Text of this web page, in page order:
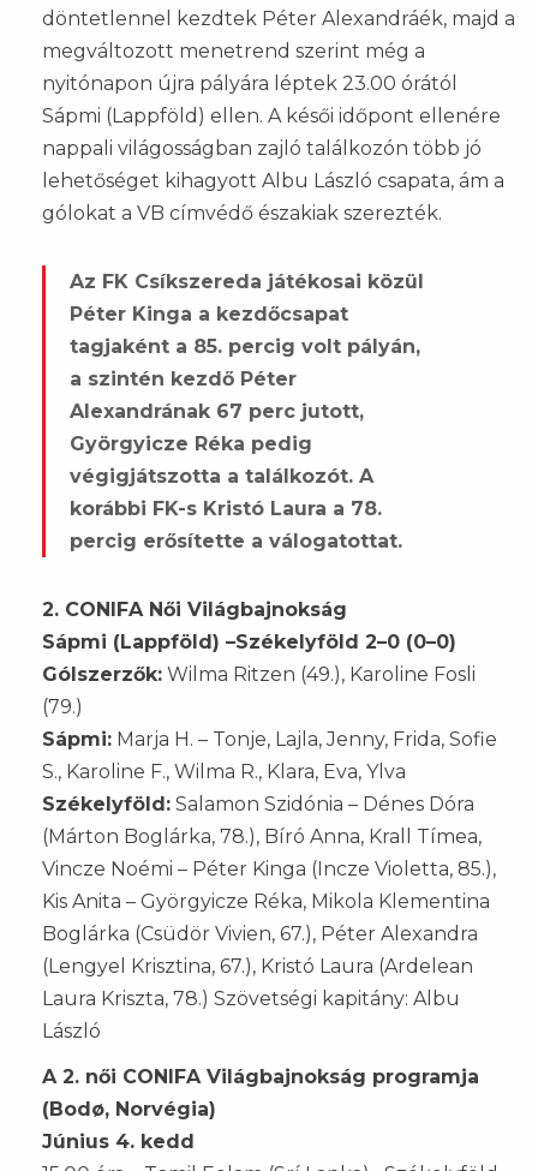
döntetlennel kezdtek Péter Alexandráék, majd a
megváltozott menetrend szerint még a
nyitónapon újra pályára léptek 23.00 órától
Sápmi (Lappföld) ellen. A késői időpont ellenére
nappali világosságban zajló találkozón több jó
lehetőséget kihagyott Albu László csapata, ám a
gólokat a VB címvédő északiak szerezték.
Az FK Csíkszereda játékosai közül
Péter Kinga a kezdőcsapat
tagjaként a 85. percig volt pályán,
a szintén kezdő Péter
Alexandrának 67 perc jutott,
Györgyicze Réka pedig
végigjátszotta a találkozót. A
korábbi FK-s Kristó Laura a 78.
percig erősítette a válogatottat.
2. CONIFA Női Világbajnokság
Sápmi (Lappföld) –Székelyföld 2–0 (0–0)
Gólszerzők: Wilma Ritzen (49.), Karoline Fosli
(79.)
Sápmi: Marja H. – Tonje, Lajla, Jenny, Frida, Sofie
S., Karoline F., Wilma R., Klara, Eva, Ylva
Székelyföld: Salamon Szidónia – Dénes Dóra
(Márton Boglárka, 78.), Bíró Anna, Krall Tímea,
Vincze Noémi – Péter Kinga (Incze Violetta, 85.),
Kis Anita – Györgyicze Réka, Mikola Klementina
Boglárka (Csüdör Vivien, 67.), Péter Alexandra
(Lengyel Krisztina, 67.), Kristó Laura (Ardelean
Laura Kriszta, 78.) Szövetségi kapitány: Albu
László
A 2. női CONIFA Világbajnokság programja
(Bodø, Norvégia)
Június 4. kedd